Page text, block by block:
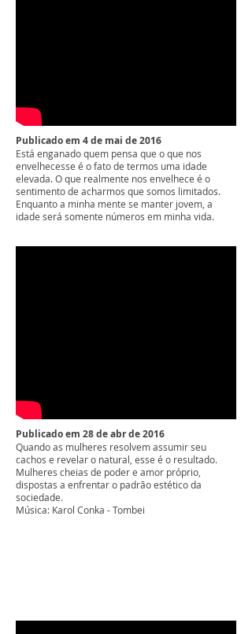
Publicado em 4 de mai de 2016
Está enganado quem pensa que o que nos
envelhecesse é o fato de termos uma idade
elevada. O que realmente nos envelhece é o
sentimento de acharmos que somos limitados.
Enquanto a minha mente se manter jovem, a
idade será somente números em minha vida.
Publicado em 28 de abr de 2016
Quando as mulheres resolvem assumir seu
cachos e revelar o natural, esse é o resultado.
Mulheres cheias de poder e amor próprio,
dispostas a enfrentar o padrão estético da
sociedade.
Música: Karol Conka - Tombei